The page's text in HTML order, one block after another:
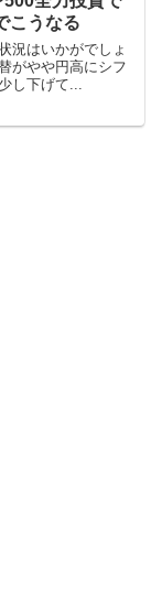
こうなる
況はいかがでしょ
がやや円高にシフ
し下げて...